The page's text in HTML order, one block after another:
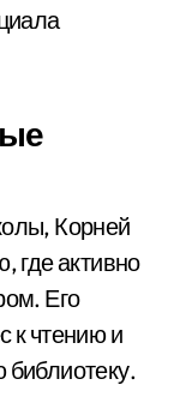
Корней
где активно
Его
к чтению и